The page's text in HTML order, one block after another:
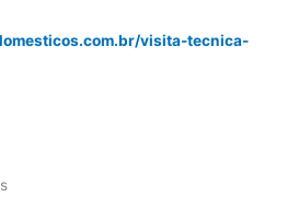
visita-tecnica-